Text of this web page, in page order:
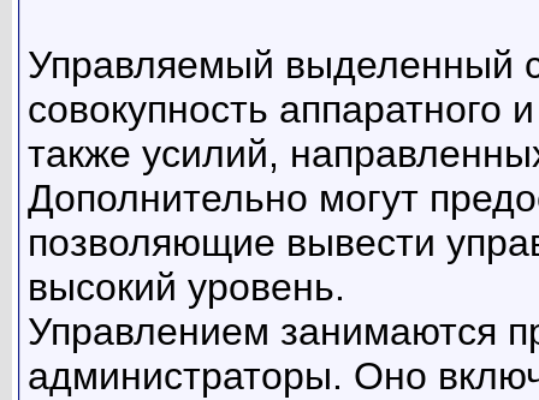
Управляемый выделенный
совокупность аппаратного
также усилий,
Дополнительно могут
позволяющие вывести
высокий уровень.
Управлением занимаются
администраторы. Оно